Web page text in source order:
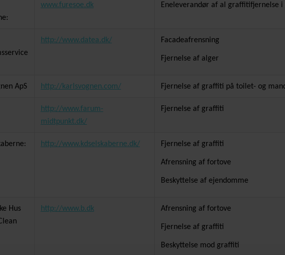
www.furesoe.dk Eneleverandør af al graffitifjernelse i
http://www.datea.dk/ Facadeafrensning
Fjernelse af alger
ApS http://karlsvognen.com/ Fjernelse af graffiti på toilet- og
http://www.farum-
midtpunkt.dk/
Fjernelse af graffiti
http://www.kdselskaberne.dk/ Fjernelse af graffiti
Afrensning af fortove
Beskyttelse af ejendomme
Hus
http://www.b.dk Afrensning af fortove
Fjernelse af graffiti
Beskyttelse mod graffiti